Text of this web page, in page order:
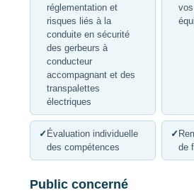
réglementation et
risques liés à la
conduite en sécurité
des gerbeurs à
conducteur
accompagnant et des
transpalettes
électriques
✓ Évaluation individuelle
des compétences
✓
de
Public concerné